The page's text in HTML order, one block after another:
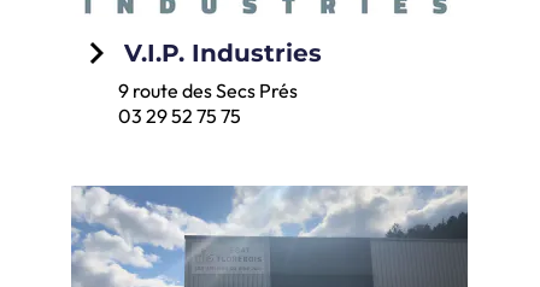
V.I.P. Industries
9 route des Secs Prés
03 29 52 75 75
keyboard_arrow_right